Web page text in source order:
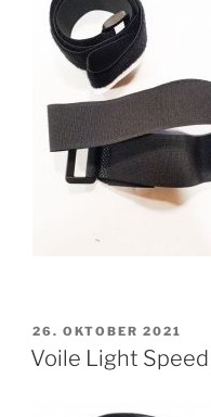
VERÖFFENTLICHT
AM
26. OKTOBER 2021
Voile Light